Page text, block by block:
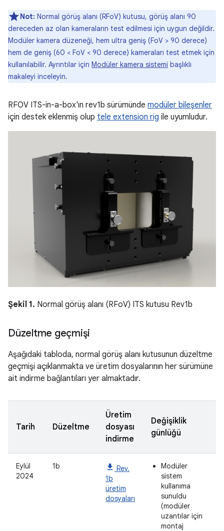
Not: Normal görüş alanı (RFoV) kutusu, görüş alanı 90
dereceden az olan kameraların test edilmesi için uygun değildir.
Modüler kamera düzeneği, hem ultra geniş (FoV > 90 derece)
hem de geniş (60 < FoV < 90 derece) kameraları test etmek için
kullanılabilir. Ayrıntılar için Modüler kamera sistemi başlıklı
makaleyi inceleyin.
RFOV ITS-in-a-box'ın rev1b sürümünde modüler bileşenler
için destek eklenmiş olup tele extension rig ile uyumludur.
Şekil 1. Normal görüş alanı (RFoV) ITS kutusu Rev1b
Düzeltme geçmişi
Aşağıdaki tabloda, normal görüş alanı kutusunun düzeltme
geçmişi açıklanmakta ve üretim dosyalarının her sürümüne
ait indirme bağlantıları yer almaktadır.
Tarih Düzeltme
Üretim
dosyası
indirme
Değişiklik
günlüğü
Eylül
2024
1b
Rev.
1b
üretim
dosyaları
Modüler
sistem
kullanıma
sunuldu
(modüler
uzantılar için
montaj